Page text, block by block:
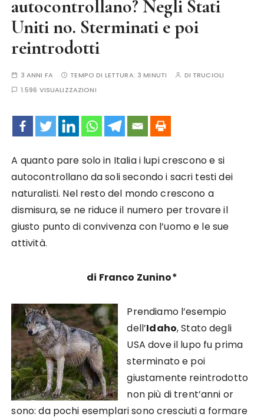
autocontrollano? Negli Stati
Uniti no. Sterminati e poi
reintrodotti
3 ANNI FA TEMPO DI LETTURA: 3 MINUTI DI TRUCIOLI
1.596 VISUALIZZAZIONI
A quanto pare solo in Italia i lupi crescono e si
autocontrollano da soli secondo i sacri testi dei
naturalisti. Nel resto del mondo crescono a
dismisura, se ne riduce il numero per trovare il
giusto punto di convivenza con l’uomo e le sue
attività.
di Franco Zunino*
Prendiamo l’esempio
dell’Idaho, Stato degli
USA dove il lupo fu prima
sterminato e poi
giustamente reintrodotto
non più di trent’anni or
sono: da pochi esemplari sono cresciuti a formare